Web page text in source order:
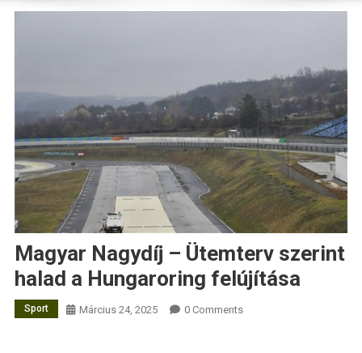
Magyar Nagydíj – Ütemterv szerint
halad a Hungaroring felújítása
Sport Március 24, 2025 0 Comments